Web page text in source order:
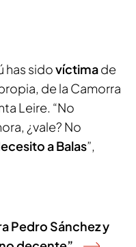
has sidovíctimade
de la Camorra
Leire. “No
¿vale? No
a Balas”,
Pedro Sánchez y